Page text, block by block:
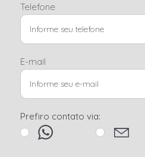
Telefone
E-mail
Prefiro contato via: